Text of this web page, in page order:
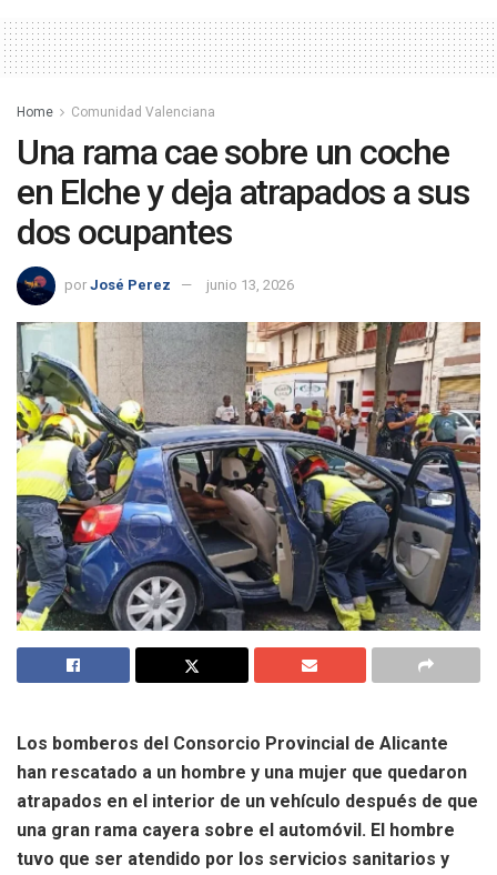
Home Comunidad Valenciana
Una rama cae sobre un coche
en Elche y deja atrapados a sus
dos ocupantes
por José Perez junio 13, 2026
Los bomberos del Consorcio Provincial de Alicante
han rescatado a un hombre y una mujer que quedaron
atrapados en el interior de un vehículo después de que
una gran rama cayera sobre el automóvil. El hombre
tuvo que ser atendido por los servicios sanitarios y